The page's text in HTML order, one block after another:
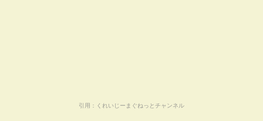
引用： くれいじーまぐねっとチャンネル